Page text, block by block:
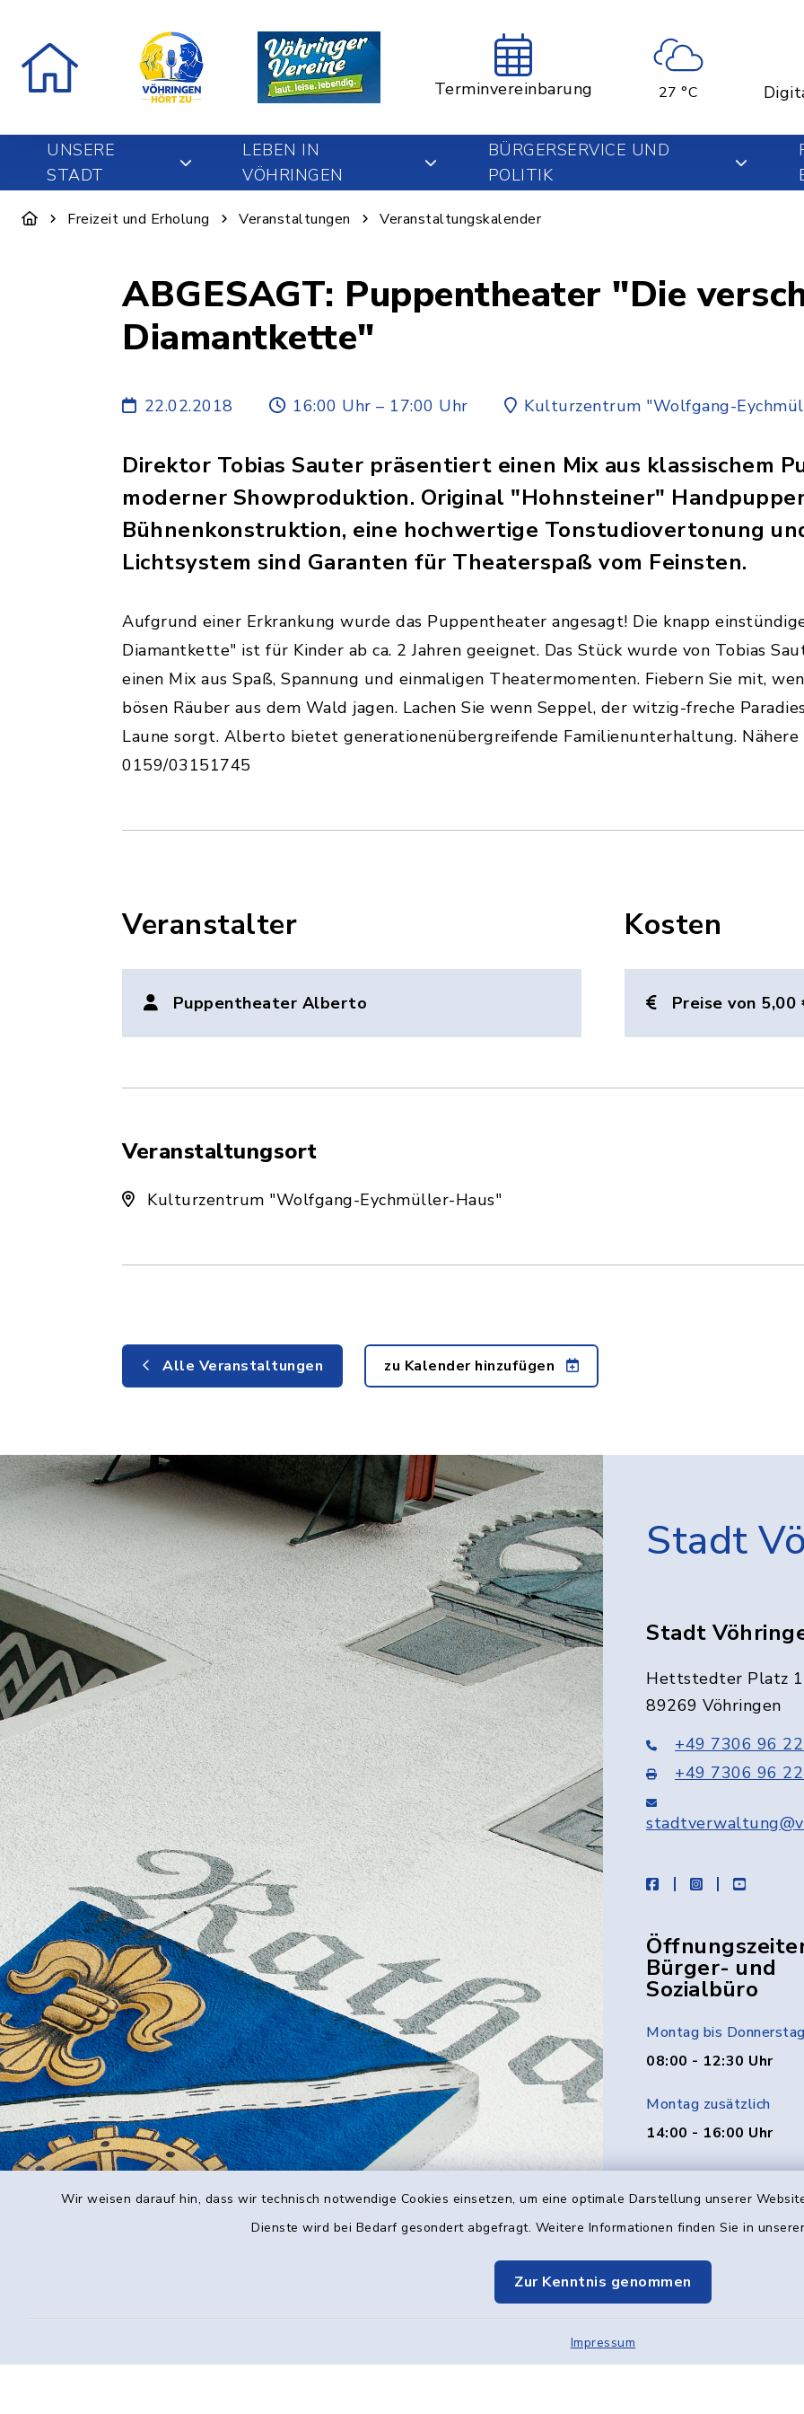
Wir weisen darauf hin, dass wir technisch notwendige Cookies einsetzen, um eine optimale Darstellung unserer
Dienste wird bei Bedarf gesondert abgefragt. Weitere Informationen finden Sie in
Zur Kenntnis genommen
Impressum
Terminvereinbarung 27 °C
UNSERE
STADT
LEBEN IN
VÖHRINGEN
BÜRGERSERVICE UND
POLITIK
Freizeit und Erholung Veranstaltungen Veranstaltungskalender
ABGESAGT: Puppentheater "Die verschwundene
Diamantkette"
22.02.2018 16:00 Uhr – 17:00 Uhr Kulturzentrum "Wolfgang-
Direktor Tobias Sauter präsentiert einen Mix aus klassischem
moderner Showproduktion. Original "Hohnsteiner"
Bühnenkonstruktion, eine hochwertige Tonstudiovertonung
Lichtsystem sind Garanten für Theaterspaß vom Feinsten.
Aufgrund einer Erkrankung wurde das Puppentheater angesagt! Die knapp
Diamantkette" ist für Kinder ab ca. 2 Jahren geeignet. Das Stück wurde von Tobias
einen Mix aus Spaß, Spannung und einmaligen Theatermomenten. Fiebern Sie mit,
bösen Räuber aus dem Wald jagen. Lachen Sie wenn Seppel, der witzig-freche
Laune sorgt. Alberto bietet generationenübergreifende Familienunterhaltung.
0159/03151745
Veranstalter
Puppentheater Alberto
Kosten
Preise von 5,00
Veranstaltungsort
Kulturzentrum "Wolfgang-Eychmüller-Haus"
Alle Veranstaltungen zu Kalender hinzufügen
Stadt
Stadt
Hettstedter Platz 1
89269 Vöhringen
+49 7306 96
+49 7306 96
facebookinstagramyoutube
Bürger- und
Sozialbüro
Montag bis Donnerstag
08:00 - 12:30 Uhr
Montag zusätzlich
14:00 - 16:00 Uhr
Donnerstag zusätzlich
14:00 - 18:00 Uhr
08:00 - 12:00 Uhr